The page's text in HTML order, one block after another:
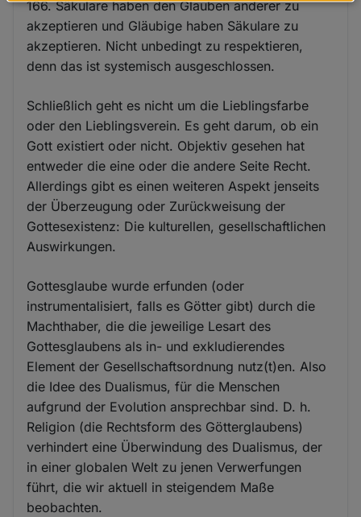
166. Säkulare haben den Glauben anderer zu
akzeptieren und Gläubige haben Säkulare zu
akzeptieren. Nicht unbedingt zu respektieren,
denn das ist systemisch ausgeschlossen.
Schließlich geht es nicht um die Lieblingsfarbe
oder den Lieblingsverein. Es geht darum, ob ein
Gott existiert oder nicht. Objektiv gesehen hat
entweder die eine oder die andere Seite Recht.
Allerdings gibt es einen weiteren Aspekt jenseits
der Überzeugung oder Zurückweisung der
Gottesexistenz: Die kulturellen, gesellschaftlichen
Auswirkungen.
Gottesglaube wurde erfunden (oder
instrumentalisiert, falls es Götter gibt) durch die
Machthaber, die die jeweilige Lesart des
Gottesglaubens als in- und exkludierendes
Element der Gesellschaftsordnung nutz(t)en. Also
die Idee des Dualismus, für die Menschen
aufgrund der Evolution ansprechbar sind. D. h.
Religion (die Rechtsform des Götterglaubens)
verhindert eine Überwindung des Dualismus, der
in einer globalen Welt zu jenen Verwerfungen
führt, die wir aktuell in steigendem Maße
beobachten.
und
Cookies